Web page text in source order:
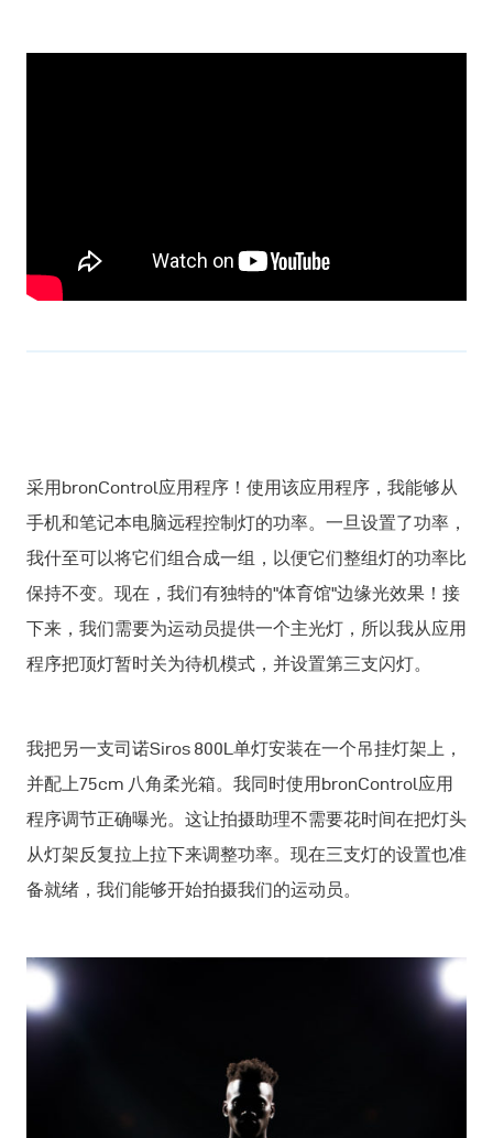
采用bronControl应用程序！使用该应用程序，我能够从
手机和笔记本电脑远程控制灯的功率。一旦设置了功率，
我什至可以将它们组合成一组，以便它们整组灯的功率比
保持不变。现在，我们有独特的"体育馆"边缘光效果！接
下来，我们需要为运动员提供一个主光灯，所以我从应用
程序把顶灯暂时关为待机模式，并设置第三支闪灯。
我把另一支司诺Siros 800L单灯安装在一个吊挂灯架上，
并配上75cm 八角柔光箱。我同时使用bronControl应用
程序调节正确曝光。这让拍摄助理不需要花时间在把灯头
从灯架反复拉上拉下来调整功率。现在三支灯的设置也准
备就绪，我们能够开始拍摄我们的运动员。